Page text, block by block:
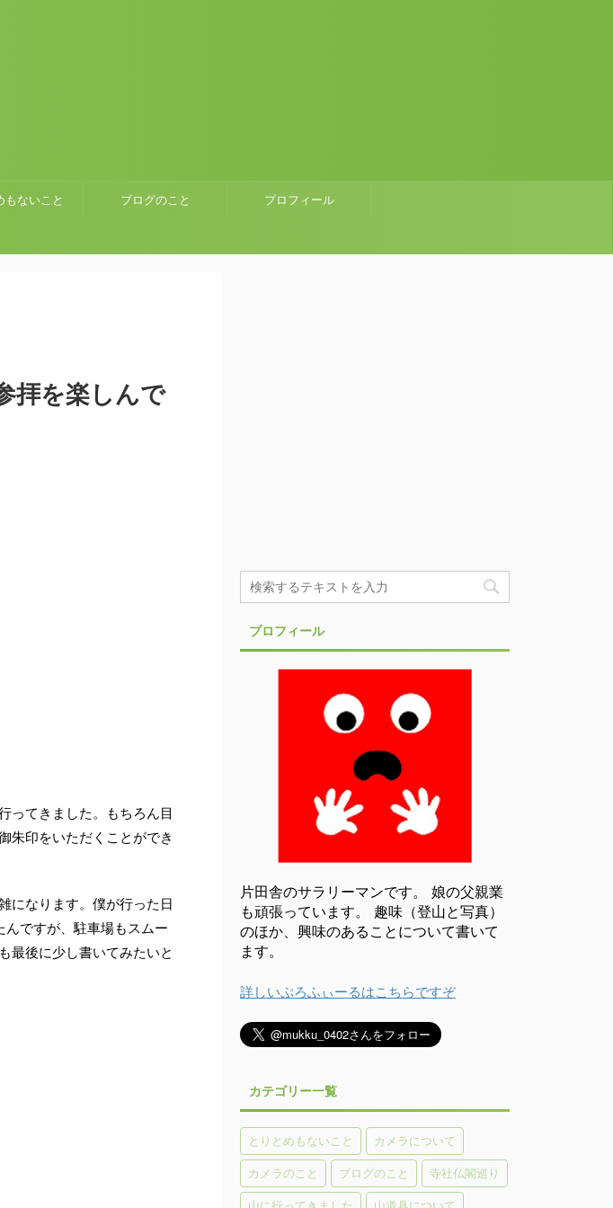
もないこと ブログのこと プロフィール
拝を楽しんで
ってきました。もちろん目
朱印をいただくことができ
になります。僕が行った日
ですが、駐車場もスムー
最後に少し書いてみたいと
プロフィール
片田舎のサラリーマンです。 娘の父親業
も頑張っています。 趣味（登山と写真）
のほか、興味のあることについて書いて
ます。
詳しいぷろふぃーるはこちらですぞ
カテゴリー一覧
とりとめもないこと カメラについて
カメラのこと ブログのこと 寺社仏閣巡り
山に行ってきました 山道具について